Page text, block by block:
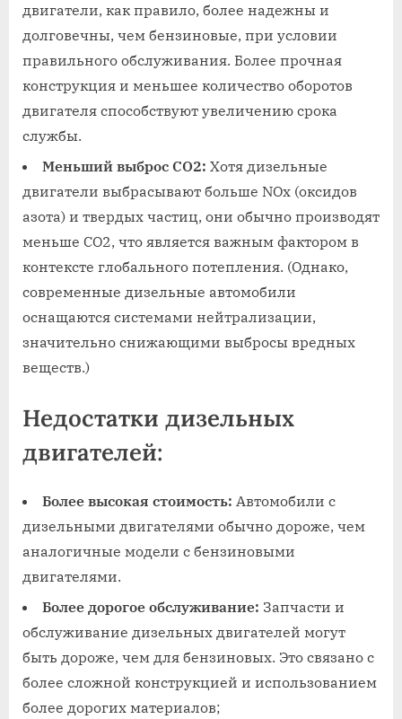
двигатели, как правило, более надежны и
долговечны, чем бензиновые, при условии
правильного обслуживания. Более прочная
конструкция и меньшее количество оборотов
двигателя способствуют увеличению срока
службы.
Меньший выброс CO2: Хотя дизельные
двигатели выбрасывают больше NOx (оксидов
азота) и твердых частиц, они обычно производят
меньше CO2, что является важным фактором в
контексте глобального потепления. (Однако,
современные дизельные автомобили
оснащаются системами нейтрализации,
значительно снижающими выбросы вредных
веществ.)
Недостатки дизельных
двигателей:
Более высокая стоимость: Автомобили с
дизельными двигателями обычно дороже, чем
аналогичные модели с бензиновыми
двигателями.
Более дорогое обслуживание: Запчасти и
обслуживание дизельных двигателей могут
быть дороже, чем для бензиновых. Это связано с
более сложной конструкцией и использованием
более дорогих материалов;